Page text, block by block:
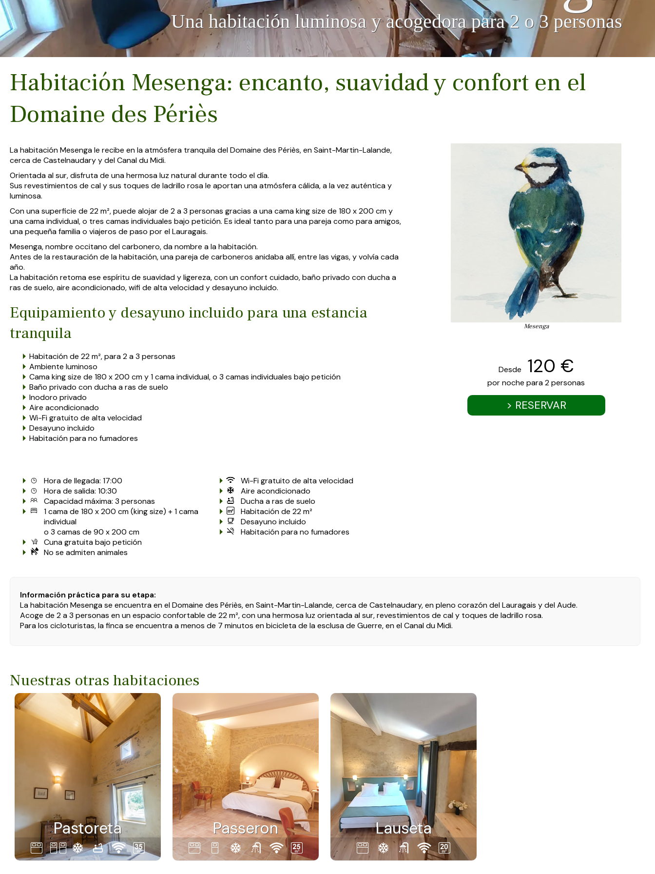
Una habitación luminosa y acogedora para 2 o 3 personas
Habitación Mesenga: encanto, suavidad y confort en el
Domaine des Périès
La habitación Mesenga le recibe en la atmósfera tranquila del Domaine des Périès, en Saint-Martin-Lalande,
cerca de Castelnaudary y del Canal du Midi.
Orientada al sur, disfruta de una hermosa luz natural durante todo el día.
Sus revestimientos de cal y sus toques de ladrillo rosa le aportan una atmósfera cálida, a la vez auténtica y
luminosa.
Con una superficie de 22 m², puede alojar de 2 a 3 personas gracias a una cama king size de 180 x 200 cm y
una cama individual, o tres camas individuales bajo petición. Es ideal tanto para una pareja como para amigos,
una pequeña familia o viajeros de paso por el Lauragais.
Mesenga, nombre occitano del carbonero, da nombre a la habitación.
Antes de la restauración de la habitación, una pareja de carboneros anidaba allí, entre las vigas, y volvía cada
año.
La habitación retoma ese espíritu de suavidad y ligereza, con un confort cuidado, baño privado con ducha a
ras de suelo, aire acondicionado, wifi de alta velocidad y desayuno incluido.
Equipamiento y desayuno incluido para una estancia
tranquila
Habitación de 22 m², para 2 a 3 personas
Ambiente luminoso
Cama king size de 180 x 200 cm y 1 cama individual, o 3 camas individuales bajo petición
Baño privado con ducha a ras de suelo
Inodoro privado
Aire acondicionado
Wi-Fi gratuito de alta velocidad
Desayuno incluido
Habitación para no fumadores
Mesenga
Desde 120 €
por noche para 2 personas
> RESERVAR
Hora de llegada: 17:00
Hora de salida: 10:30
Capacidad máxima: 3 personas
1 cama de 180 x 200 cm (king size) + 1 cama
individual
o 3 camas de 90 x 200 cm
Cuna gratuita bajo petición
No se admiten animales
Wi-Fi gratuito de alta velocidad
Aire acondicionado
Ducha a ras de suelo
Habitación de 22 m²
Desayuno incluido
Habitación para no fumadores
Información práctica para su etapa:
La habitación Mesenga se encuentra en el Domaine des Périès, en Saint-Martin-Lalande, cerca de Castelnaudary, en pleno corazón del Lauragais y del Aude.
Acoge de 2 a 3 personas en un espacio confortable de 22 m², con una hermosa luz orientada al sur, revestimientos de cal y toques de ladrillo rosa.
Para los cicloturistas, la finca se encuentra a menos de 7 minutos en bicicleta de la esclusa de Guerre, en el Canal du Midi.
Nuestras otras habitaciones
Pastoreta Passeron Lauseta